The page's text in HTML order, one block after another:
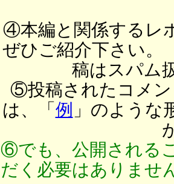
④本編と関係するレ
ぜひご紹介下さい。
稿はスパム
⑤投稿されたコメン
は、「 例 」のような
⑥でも、公開される
だく必要はありませ